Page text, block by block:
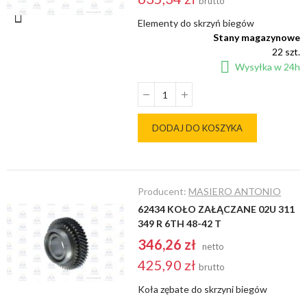
Elementy do skrzyń biegów
Stany magazynowe
22 szt.
Wysyłka w 24h
DODAJ DO KOSZYKA
Producent:MASIERO ANTONIO
62434 KOŁO ZAŁĄCZANE 02U 311
349 R 6TH 48-42 T
346,26 zł netto
425,90 zł brutto
Koła zębate do skrzyni biegów